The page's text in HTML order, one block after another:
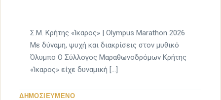
Σ.Μ. Κρήτης «Ίκαρος» | Olympus Marathon 2026
Με δύναμη, ψυχή και διακρίσεις στον μυθικό
Όλυμπο Ο Σύλλογος Μαραθωνοδρόμων Κρήτης
«Ίκαρος» είχε δυναμική […]
ΔΗΜΟΣΙΕΥΜΕΝΟ